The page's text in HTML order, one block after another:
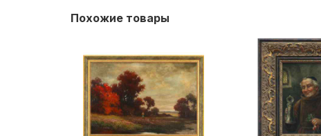
Похожие товары